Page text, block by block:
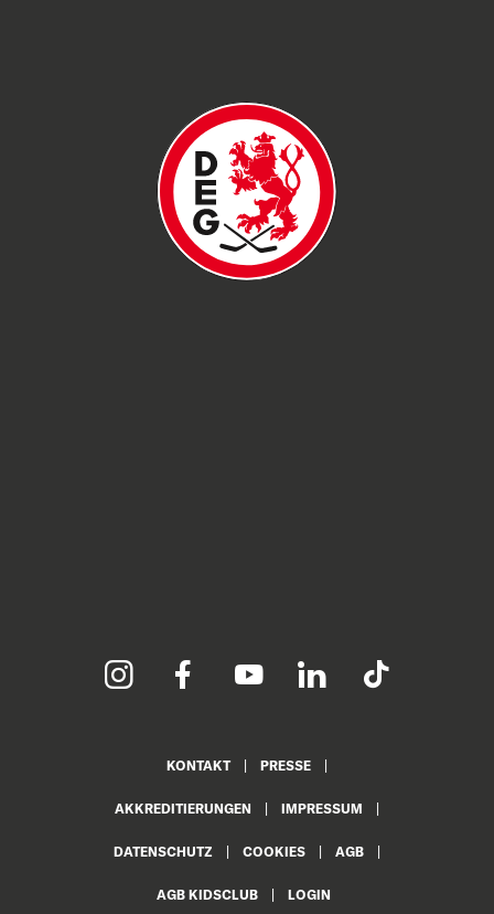
KONTAKT PRESSE
AKKREDITIERUNGEN IMPRESSUM
DATENSCHUTZ COOKIES AGB
AGB KIDSCLUB LOGIN